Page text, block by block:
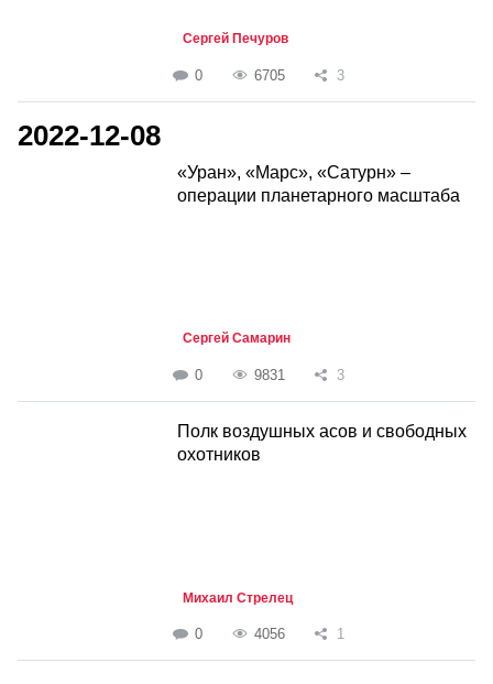
Сергей Печуров
0 6705 3
2022-12-08
«Уран», «Марс», «Сатурн» –
операции планетарного масштаба
Сергей Самарин
0 9831 3
Полк воздушных асов и свободных
охотников
Михаил Стрелец
0 4056 1